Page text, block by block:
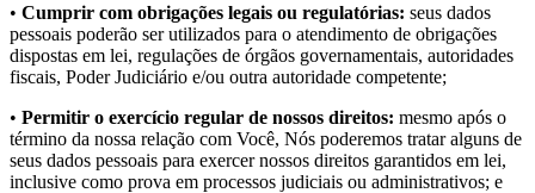
• Cumprir com obrigações legais ou regulatórias: seus dados
pessoais poderão ser utilizados para o atendimento de obrigações
dispostas em lei, regulações de órgãos governamentais, autoridades
fiscais, Poder Judiciário e/ou outra autoridade competente;
• Permitir o exercício regular de nossos direitos: mesmo após o
término da nossa relação com Você, Nós poderemos tratar alguns de
seus dados pessoais para exercer nossos direitos garantidos em lei,
inclusive como prova em processos judiciais ou administrativos; e